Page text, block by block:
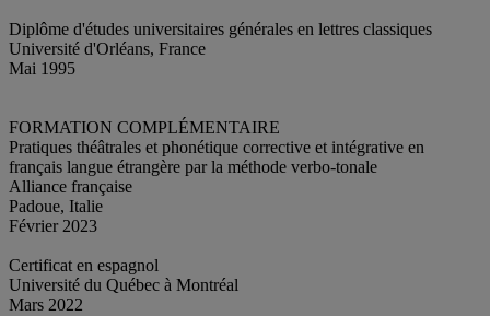
Diplôme d'études universitaires générales en lettres classiques
Université d'Orléans, France
Mai 1995
FORMATION COMPLÉMENTAIRE
Pratiques théâtrales et phonétique corrective et intégrative en
français langue étrangère par la méthode verbo-tonale
Alliance française
Padoue, Italie
Février 2023
Certificat en espagnol
Université du Québec à Montréal
Mars 2022